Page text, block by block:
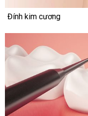
Đính kim cương